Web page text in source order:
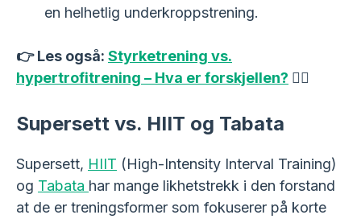
en helhetlig underkroppstrening.
👉 Les også: Styrketrening vs.
hypertrofitrening – Hva er forskjellen? 🏋️‍♀️
Supersett vs. HIIT og Tabata
Supersett, HIIT (High-Intensity Interval Training)
og Tabata har mange likhetstrekk i den forstand
at de er treningsformer som fokuserer på korte